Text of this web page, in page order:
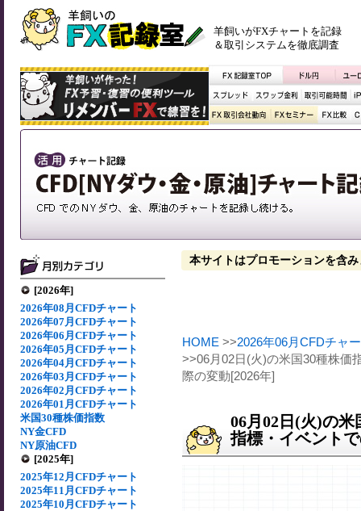
羊飼いがFXチャートを記録
＆取引システムを徹底調査
[2026年]
2026年08月CFDチャート
2026年07月CFDチャート
2026年06月CFDチャート
2026年05月CFDチャート
2026年04月CFDチャート
2026年03月CFDチャート
2026年02月CFDチャート
2026年01月CFDチャート
米国30種株価指数
NY金CFD
NY原油CFD
[2025年]
2025年12月CFDチャート
2025年11月CFDチャート
2025年10月CFDチャート
本サイトはプロモーションを含み
HOME >>2026年06月CFDチャ
>>06月02日(火)の米国30種株価
際の変動[2026年]
06月02日(火)の
指標・イベント